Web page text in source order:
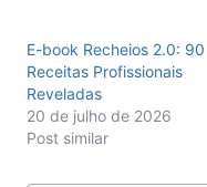
E-book Recheios 2.0: 90
Receitas Profissionais
Reveladas
20 de julho de 2026
Post similar